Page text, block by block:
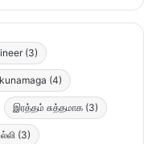
(3)
(4)
இரத்தம் சுத்தமாக (3)
(3)